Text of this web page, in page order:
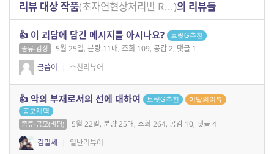
리뷰 대상 작품(초자연현상처리반 R...)의 리뷰들
👍 이 괴담에 담긴 메시지를 아시나요? 브릿G추천
종류-감상
5월 25일, 분량 11매, 조회 109, 공감 2, 댓글 1
글씀이
| 추천리뷰어
👍 악의 부재로서의 선에 대하여 브릿G추천
이달의리뷰
공모채택
종류-공모(비평)
5월 22일, 분량 25매, 조회 264, 공감 10, 댓글 4
김밀세
| 일반리뷰어